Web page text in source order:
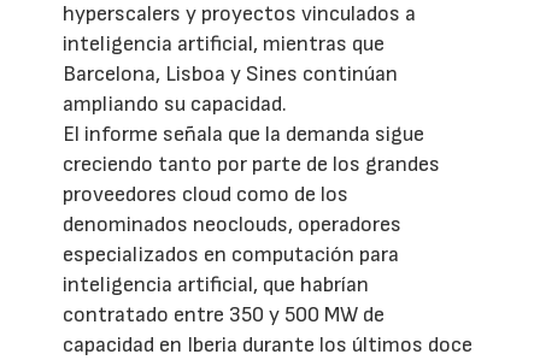
hyperscalers y proyectos vinculados a
inteligencia artificial, mientras que
Barcelona, Lisboa y Sines continúan
ampliando su capacidad.
El informe señala que la demanda sigue
creciendo tanto por parte de los grandes
proveedores cloud como de los
denominados neoclouds, operadores
especializados en computación para
inteligencia artificial, que habrían
contratado entre 350 y 500 MW de
capacidad en Iberia durante los últimos doce